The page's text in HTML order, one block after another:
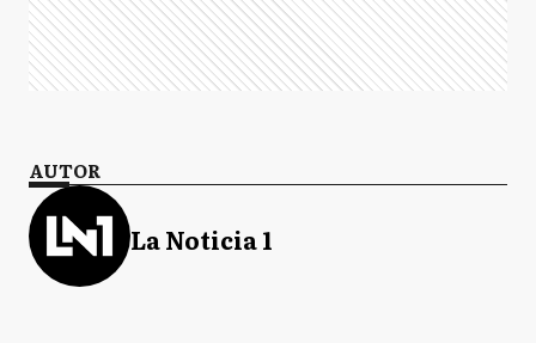
AUTOR
La Noticia 1